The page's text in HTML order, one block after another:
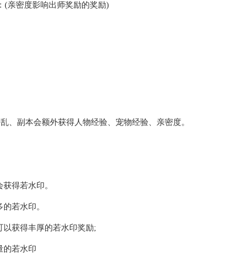
(亲密度影响出师奖励的奖励)
、副本会额外获得人物经验、宠物经验、亲密度。
得若水印。
若水印。
以获得丰厚的若水印奖励;
的若水印